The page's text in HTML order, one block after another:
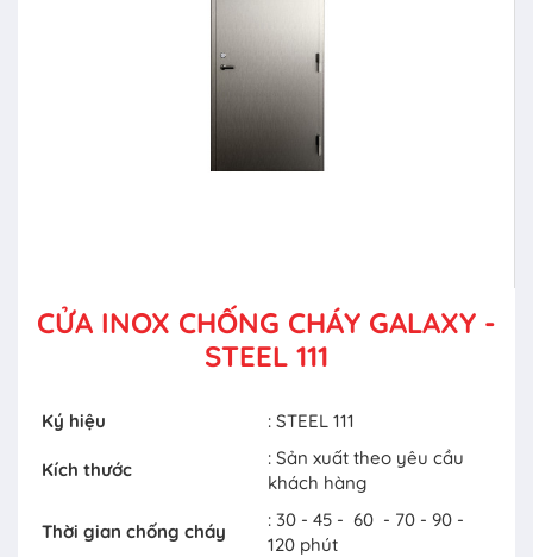
CỬA INOX CHỐNG CHÁY GALAXY -
STEEL 111
Ký hiệu : STEEL 111
Kích thước
: Sản xuất theo yêu cầu
khách hàng
Thời gian chống cháy
: 30 - 45 - 60 - 70 - 90 -
120 phút